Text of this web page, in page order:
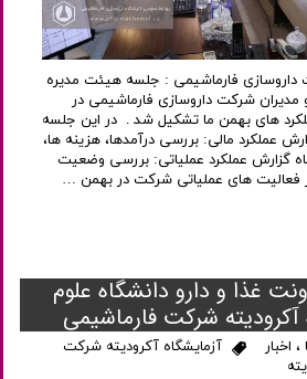
فارماشیمی : جلسه هیئت مدیره
شرکت داروسازی فارماشیمی در
های بهمن ما تشکیل شد . در این جلسه
عملکرد مالی: بررسی درآمدها، هزینه ها،
گزارش عملکرد عملیاتی: بررسی وضعیت
فعالیت های عملیاتی شرکت در بهمن …
غذا و دارو دانشگاه علوم
آکرودیته شرکت فارماشیمی
، اخبار
آزمایشگاه آکرودیته شرکت